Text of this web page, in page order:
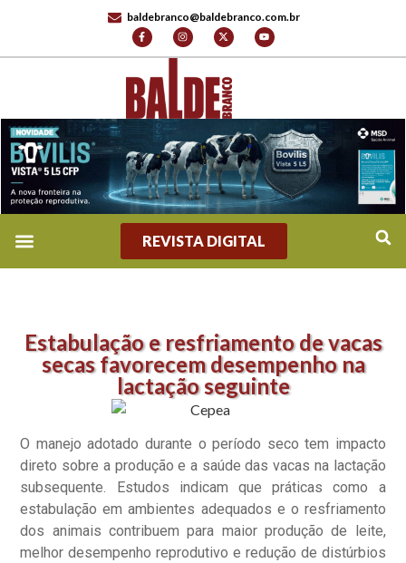
baldebranco@baldebranco.com.br
REVISTA DIGITAL
Estabulação e resfriamento de vacas
secas favorecem desempenho na
lactação seguinte
O manejo adotado durante o período seco tem impacto
direto sobre a produção e a saúde das vacas na lactação
subsequente. Estudos indicam que práticas como a
estabulação em ambientes adequados e o resfriamento
dos animais contribuem para maior produção de leite,
melhor desempenho reprodutivo e redução de distúrbios